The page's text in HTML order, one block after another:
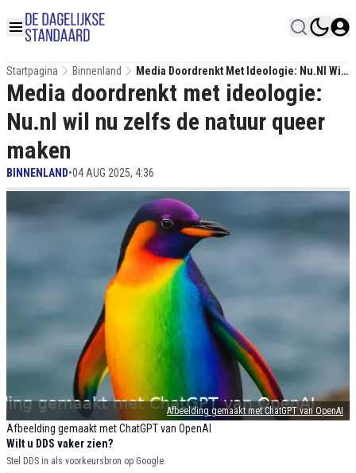
Startpagina Binnenland
Media Doordrenkt Met Ideologie: Nu.nl Wil
Nu Zelfs De Natuur Queer Maken
Afbeelding gemaakt met ChatGPT van OpenAI
Afbeelding gemaakt met ChatGPT van OpenAI
Media doordrenkt met ideologie:
Nu.nl wil nu zelfs de natuur queer
maken
BINNENLAND•04 AUG 2025, 4:36
Wilt u DDS vaker zien?
Stel DDS in als voorkeursbron op Google.